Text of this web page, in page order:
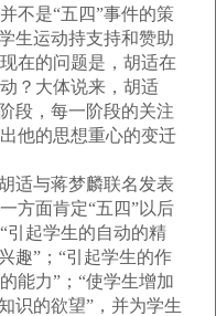
不是“五四”事件的策
生运动持支持和赞助
在的问题是，胡适在
？大体说来，胡适
段，每一阶段的关注
他的思想重心的变迁
适与蒋梦麟联名发表
方面肯定“五四”以后
引起学生的自动的精
趣”；“引起学生的作
能力”；“使学生增加
识的欲望”，并为学生